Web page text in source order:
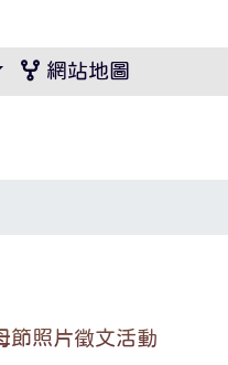
網站地圖
節照片徵文活動